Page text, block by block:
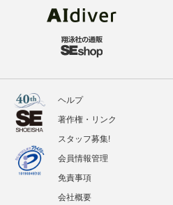
ヘルプ
著作権・リンク
スタッフ募集!
会員情報管理
免責事項
会社概要